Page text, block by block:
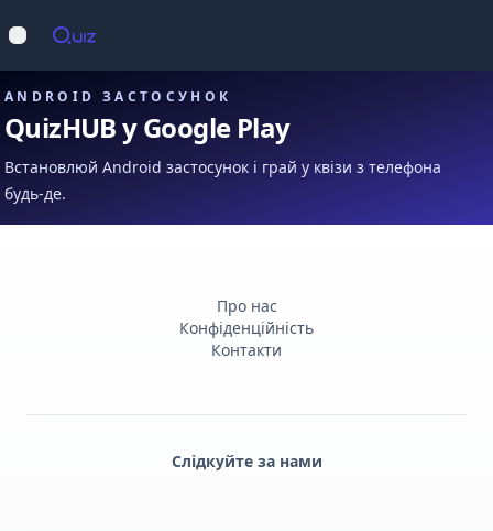
Відкрити меню
ANDROID ЗАСТОСУНОК
QuizHUB у Google Play
Встановлюй Android застосунок і грай у квізи з телефона
будь-де.
Про нас
Конфіденційність
Контакти
Слідкуйте за нами